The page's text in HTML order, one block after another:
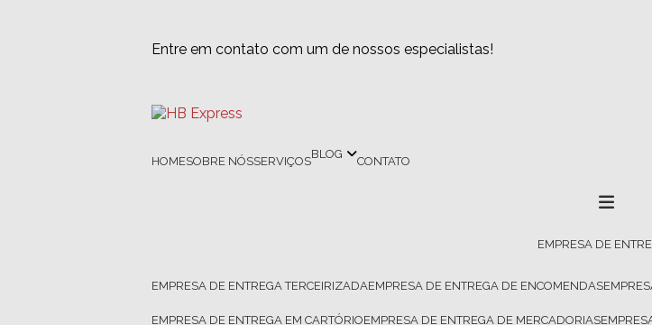
Entre em contato com um de nossos especialistas!
HOME SOBRE NÓS SERVIÇOS BLOG CONTATO
EMPRESA DE
EMPRESA DE ENTREGA TERCEIRIZADA EMPRESA DE ENTREGA DE ENCOMENDAS
EMPRESA DE ENTREGA EM CARTÓRIO EMPRESA DE ENTREGA DE MERCADORIAS